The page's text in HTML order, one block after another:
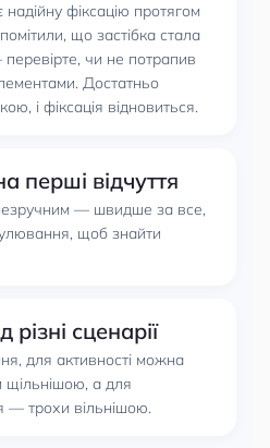
фіксацію протягом
що застібка стала
чи не потрапив
Достатньо
і фіксація відновиться.
перші відчуття
— швидше за все,
щоб знайти
сценарії
для активності можна
щільнішою, а для
— трохи вільнішою.